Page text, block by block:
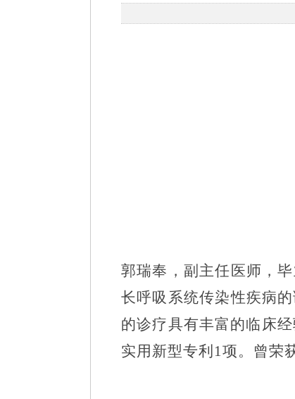
郭瑞奉， 副主任医师，
长呼吸系统传染性疾病的
的诊疗具有丰富的临床
实用新型专利 1项。曾荣